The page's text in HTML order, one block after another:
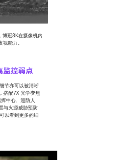
博冠8K在摄像机内
能力。
节亦可以被清晰
搭配7X 光学变焦
中心、巡防人
与火源威胁预防
以看到更多的细